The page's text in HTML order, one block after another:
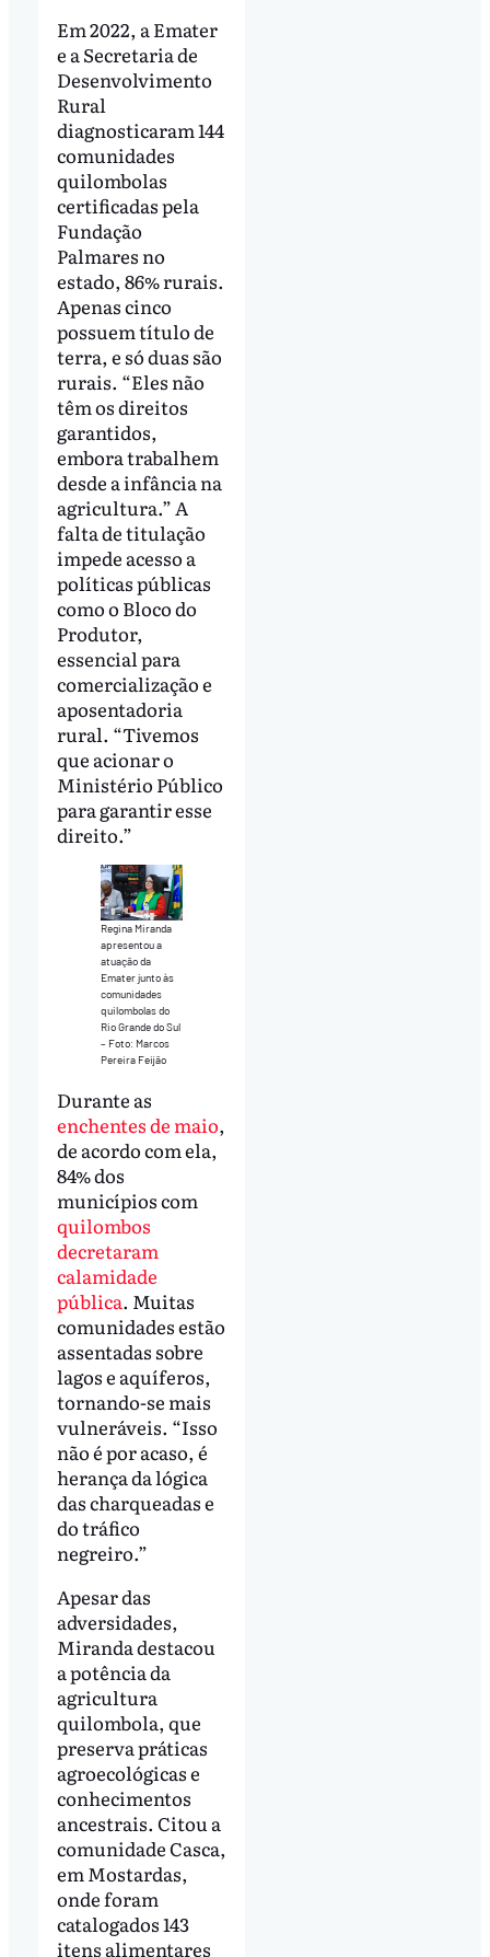
Em 2022, a Emater
e a Secretaria de
Desenvolvimento
Rural
diagnosticaram 144
comunidades
quilombolas
certificadas pela
Fundação
Palmares no
estado, 86% rurais.
Apenas cinco
possuem título de
terra, e só duas são
rurais. “Eles não
têm os direitos
garantidos,
embora trabalhem
desde a infância na
agricultura.” A
falta de titulação
impede acesso a
políticas públicas
como o Bloco do
Produtor,
essencial para
comercialização e
aposentadoria
rural. “Tivemos
que acionar o
Ministério Público
para garantir esse
direito.”
Regina Miranda
apresentou a
atuação da
Emater junto às
comunidades
quilombolas do
Rio Grande do Sul
– Foto: Marcos
Pereira Feijão
Durante as
enchentes de maio,
de acordo com ela,
84% dos
municípios com
quilombos
decretaram
calamidade
pública. Muitas
comunidades estão
assentadas sobre
lagos e aquíferos,
tornando-se mais
vulneráveis. “Isso
não é por acaso, é
herança da lógica
das charqueadas e
do tráfico
negreiro.”
Apesar das
adversidades,
Miranda destacou
a potência da
agricultura
quilombola, que
preserva práticas
agroecológicas e
conhecimentos
ancestrais. Citou a
comunidade Casca,
em Mostardas,
onde foram
catalogados 143
itens alimentares